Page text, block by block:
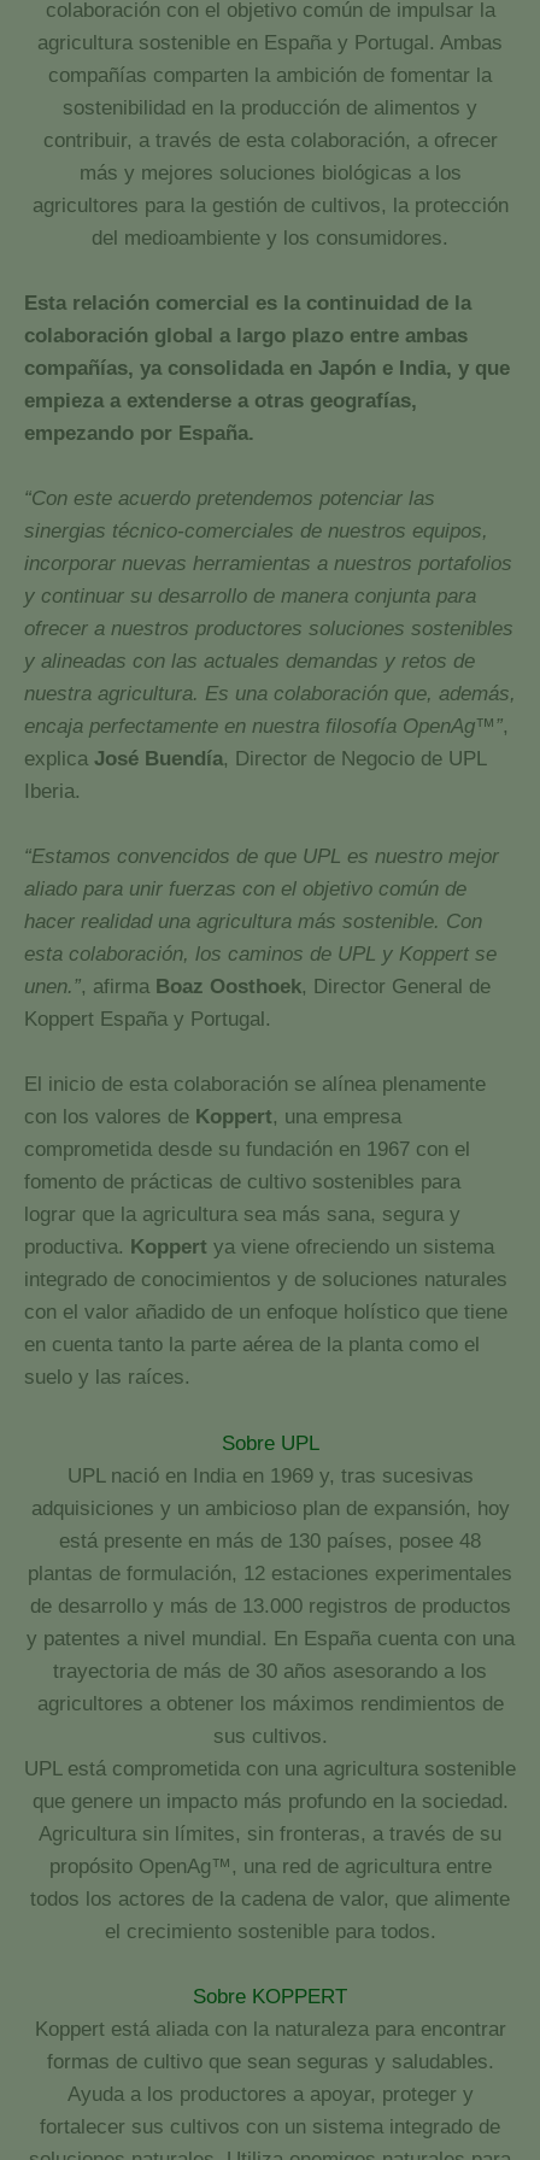
colaboración con el objetivo común de impulsar la
agricultura sostenible en España y Portugal. Ambas
compañías comparten la ambición de fomentar la
sostenibilidad en la producción de alimentos y
contribuir, a través de esta colaboración, a ofrecer
más y mejores soluciones biológicas a los
agricultores para la gestión de cultivos, la protección
del medioambiente y los consumidores.
Esta relación comercial es la continuidad de la
colaboración global a largo plazo entre ambas
compañías, ya consolidada en Japón e India, y que
empieza a extenderse a otras geografías,
empezando por España.
“Con este acuerdo pretendemos potenciar las
sinergias técnico-comerciales de nuestros equipos,
incorporar nuevas herramientas a nuestros portafolios
y continuar su desarrollo de manera conjunta para
ofrecer a nuestros productores soluciones sostenibles
y alineadas con las actuales demandas y retos de
nuestra agricultura. Es una colaboración que, además,
encaja perfectamente en nuestra filosofía OpenAg™”,
explica José Buendía, Director de Negocio de UPL
Iberia.
“Estamos convencidos de que UPL es nuestro mejor
aliado para unir fuerzas con el objetivo común de
hacer realidad una agricultura más sostenible. Con
esta colaboración, los caminos de UPL y Koppert se
unen.”, afirma Boaz Oosthoek, Director General de
Koppert España y Portugal.
El inicio de esta colaboración se alínea plenamente
con los valores de Koppert, una empresa
comprometida desde su fundación en 1967 con el
fomento de prácticas de cultivo sostenibles para
lograr que la agricultura sea más sana, segura y
productiva. Koppert ya viene ofreciendo un sistema
integrado de conocimientos y de soluciones naturales
con el valor añadido de un enfoque holístico que tiene
en cuenta tanto la parte aérea de la planta como el
suelo y las raíces.
Sobre UPL
UPL nació en India en 1969 y, tras sucesivas
adquisiciones y un ambicioso plan de expansión, hoy
está presente en más de 130 países, posee 48
plantas de formulación, 12 estaciones experimentales
de desarrollo y más de 13.000 registros de productos
y patentes a nivel mundial. En España cuenta con una
trayectoria de más de 30 años asesorando a los
agricultores a obtener los máximos rendimientos de
sus cultivos.
UPL está comprometida con una agricultura sostenible
que genere un impacto más profundo en la sociedad.
Agricultura sin límites, sin fronteras, a través de su
propósito OpenAg™, una red de agricultura entre
todos los actores de la cadena de valor, que alimente
el crecimiento sostenible para todos.
Sobre KOPPERT
Koppert está aliada con la naturaleza para encontrar
formas de cultivo que sean seguras y saludables.
Ayuda a los productores a apoyar, proteger y
fortalecer sus cultivos con un sistema integrado de